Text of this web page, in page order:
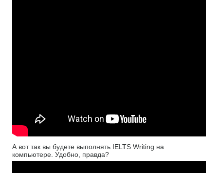
А вот так вы будете выполнять IELTS Writing на
компьютере. Удобно, правда?